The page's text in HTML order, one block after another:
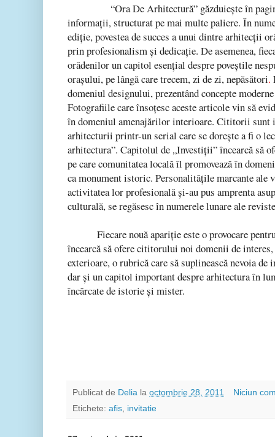
“Ora De Arhitectură” găzduieşte în
informaţii, structurat pe mai multe paliere. În
ediţie, povestea de succes a unui dintre arhitecţii
prin profesionalism şi dedicaţie. De asemenea,
orădenilor un capitol esenţial despre poveştile
oraşului, pe lângă care trecem, zi de zi, nepăsători.
domeniul designului, prezentând concepte
Fotografiile care însoţesc aceste articole vin să
în domeniul amenajărilor interioare. Cititorii sunt
arhitecturii printr-un serial care se doreşte a fi o
arhitectura”. Capitolul de „Investiţii” încearcă să
pe care comunitatea locală îl promovează în
ca monument istoric. Personalităţile marcante ale
activitatea lor profesională şi-au pus amprenta
culturală, se regăsesc în numerele lunare ale
Fiecare nouă apariţie este o provocare
încearcă să ofere cititorului noi domenii de
exterioare, o rubrică care să suplinească nevoia
dar şi un capitol important despre arhitectura în
încărcate de istorie şi mister.
Publicat de Delia la octombrie 28, 2011
Niciun
Etichete: afis, invitatie